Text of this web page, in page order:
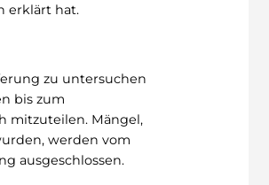
erklärt hat.
zu untersuchen
bis zum
mitzuteilen. Mängel,
werden vom
ausgeschlossen.